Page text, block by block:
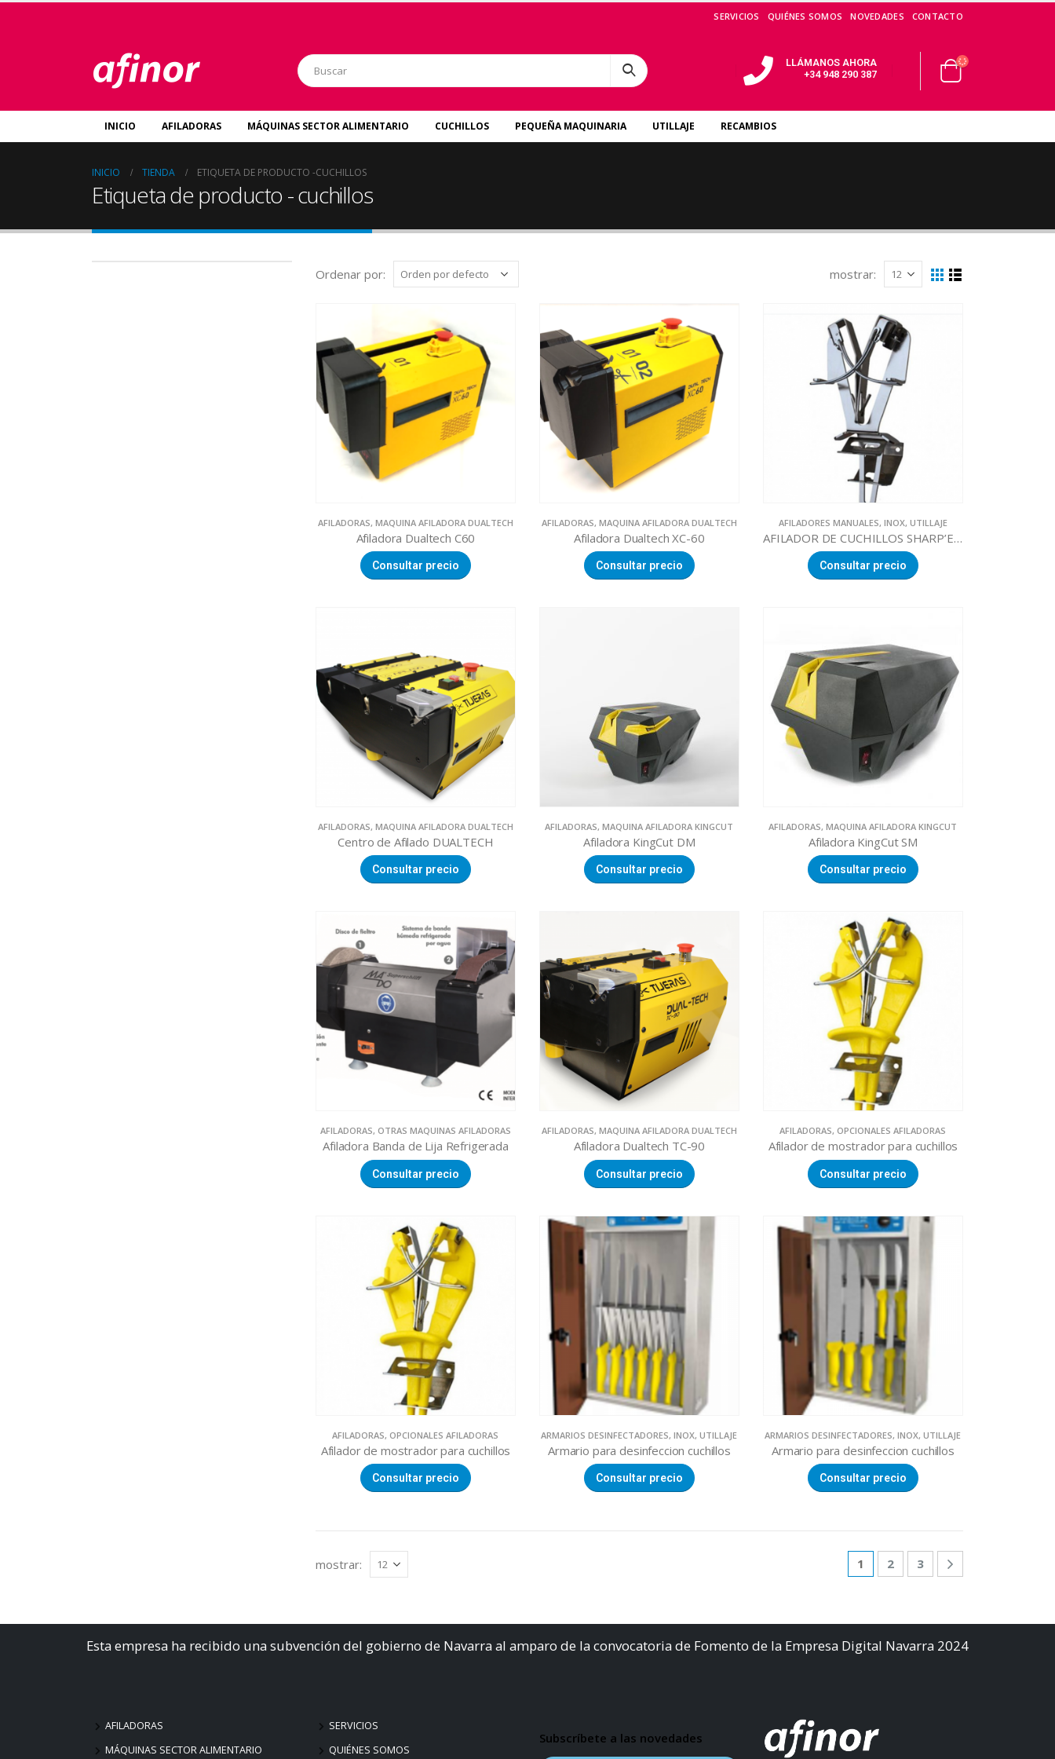
SERVICIOS QUIÉNES SOMOS NOVEDADES CONTACTO
LLÁMANOS AHORA
+34 948 290 387
INICIO AFILADORAS MÁQUINAS SECTOR ALIMENTARIO CUCHILLOS PEQUEÑA MAQUINARIA UTILLAJE RECAMBIOS
INICIO TIENDA ETIQUETA DE PRODUCTO -CUCHILLOS
Etiqueta de producto - cuchillos
Ordenar por: mostrar:
AFILADORAS, MAQUINA AFILADORA DUALTECH
Afiladora Dualtech C60
Consultar precio
AFILADORAS, MAQUINA AFILADORA DUALTECH
Afiladora Dualtech XC-60
Consultar precio
AFILADORES MANUALES, INOX, UTILLAJE
AFILADOR DE CUCHILLOS SHARP’EASY 100% ACERO INOX.
Consultar precio
AFILADORAS, MAQUINA AFILADORA DUALTECH
Centro de Afilado DUALTECH
Consultar precio
AFILADORAS,MAQUINA AFILADORA KINGCUT
Afiladora KingCut DM
Consultar precio
AFILADORAS,MAQUINA AFILADORA KINGCUT
Afiladora KingCut SM
Consultar precio
AFILADORAS, OTRAS MAQUINAS AFILADORAS
Afiladora Banda de Lija Refrigerada
Consultar precio
AFILADORAS, MAQUINA AFILADORA DUALTECH
Afiladora Dualtech TC-90
Consultar precio
AFILADORAS, OPCIONALES AFILADORAS
Afilador de mostrador para cuchillos
Consultar precio
AFILADORAS, OPCIONALES AFILADORAS
Afilador de mostrador para cuchillos
Consultar precio
ARMARIOS DESINFECTADORES,INOX,UTILLAJE
Armario para desinfeccion cuchillos
Consultar precio
ARMARIOS DESINFECTADORES,INOX,UTILLAJE
Armario para desinfeccion cuchillos
Consultar precio
mostrar: 1 2 3
Esta empresa ha recibido una subvención del gobierno de Navarra al amparo de la convocatoria de Fomento de la Empresa Digital Navarra 2024
AFILADORAS
MÁQUINAS SECTOR ALIMENTARIO
SERVICIOS
QUIÉNES SOMOS
Subscríbete a las novedades